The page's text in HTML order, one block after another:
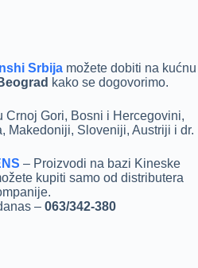
Srbijamožete dobiti na kućnu
kako se dogovorimo.
Crnoj Gori, Bosni i Hercegovini,
Makedoniji, Sloveniji, Austriji i dr.
– Proizvodi na bazi Kineske
kupiti samo od distributera
–063/342-380